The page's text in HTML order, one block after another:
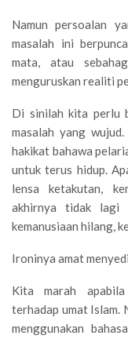
Namun persoalan
masalah ini
mata, atau
menguruskan realiti
Di sinilah kita perlu
masalah yang
hakikat bahawa
untuk terus hidup.
lensa ketakutan,
akhirnya tidak lagi
kemanusiaan hilang,
Ironinya amat
Kita marah
terhadap umat Islam.
menggunakan